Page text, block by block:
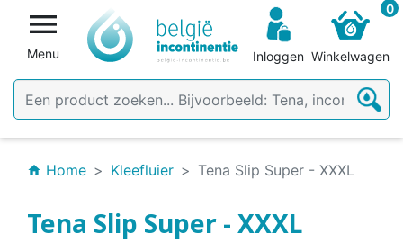

Menu Inloggen
0
Winkelwagen
home Home Kleefluier Tena Slip Super - XXXL
Tena Slip Super - XXXL